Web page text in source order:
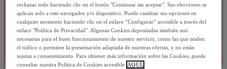
rechazar todo haciendo clic en el botón "Continuar sin aceptar". Sus elecciones se
aplican solo a este navegador y/o dispositivo. Puede cambiar sus opciones en
cualquier momento haciendo clic en el enlace “Configurar” accesible a través del
enlace "Política de Privacidad". Algunas Cookies depositadas también son
necesarias para el buen funcionamiento de nuestro servicio, como las que miden
el tráfico o permiten la presentación adaptada de nuestras ofertas, y no están
sujetas a consentimiento. Para obtener más información sobre las Cookies, puede
consultar nuestra Política de Cookies accesible AQUÍ.